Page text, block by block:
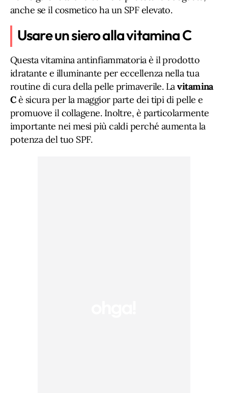
anche se il cosmetico ha un SPF elevato.
Usare un siero alla vitamina C
Questa vitamina antinfiammatoria è il prodotto
idratante e illuminante per eccellenza nella tua
routine di cura della pelle primaverile. Lavitamina
Cè sicura per la maggior parte dei tipi di pelle e
promuove il collagene. Inoltre, è particolarmente
importante nei mesi più caldi perché aumenta la
potenza del tuo SPF.